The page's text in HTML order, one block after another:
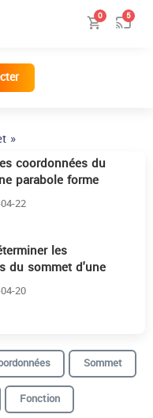
0 5
»
coordonnées du
parabole forme
sc
22
les
du sommet d'une
sc : fonction de
20
Sommet
Fonction